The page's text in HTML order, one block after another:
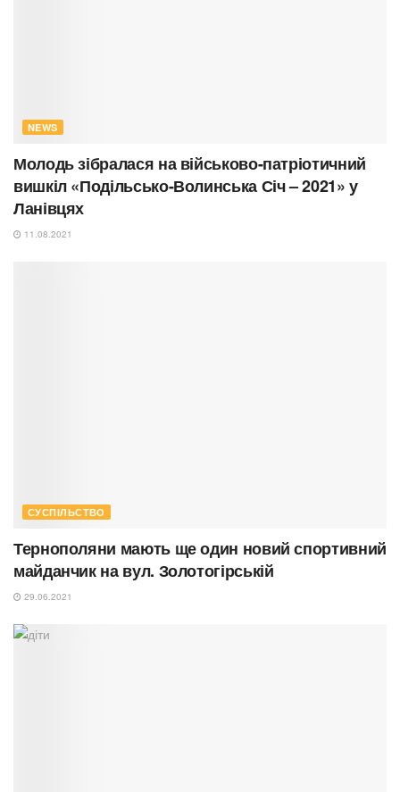
NEWS
Молодь зібралася на військово-патріотичний
вишкіл «Подільсько-Волинська Січ – 2021» у
Ланівцях
11.08.2021
СУСПІЛЬСТВО
Тернополяни мають ще один новий спортивний
майданчик на вул. Золотогірській
29.06.2021